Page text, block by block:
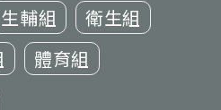
生輔組
衛生組
體育組